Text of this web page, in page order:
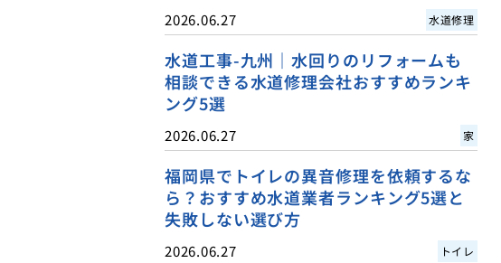
2026.06.27 水道修理
水道工事-九州｜水回りのリフォームも
相談できる水道修理会社おすすめランキ
ング5選
2026.06.27 家
福岡県でトイレの異音修理を依頼するな
ら？おすすめ水道業者ランキング5選と
失敗しない選び方
2026.06.27 トイレ